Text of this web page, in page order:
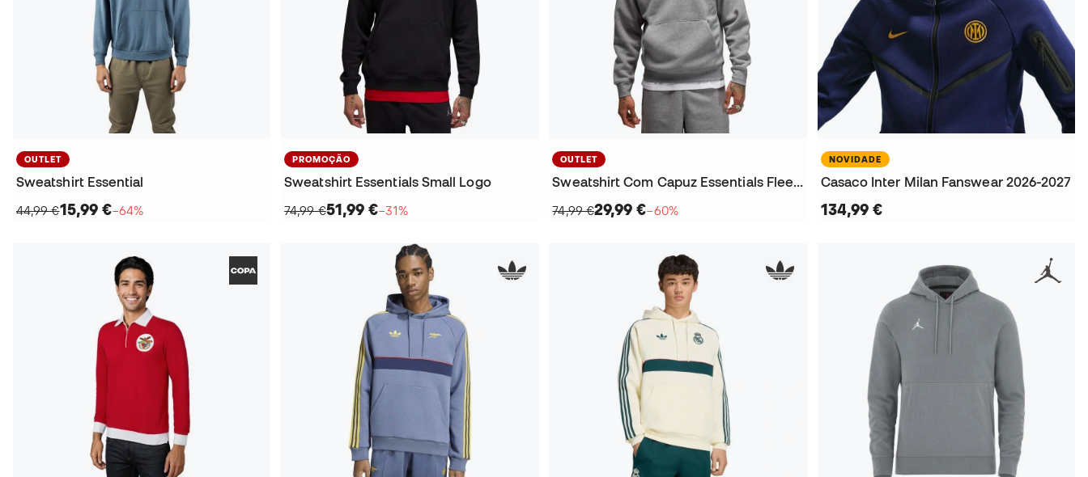
OUTLET
Sweatshirt Essential
44,99 €15,99 €−64%
PROMOÇÃO
Sweatshirt Essentials Small Logo
74,99 €51,99 €−31%
OUTLET
Sweatshirt Com Capuz Essentials Fleece
74,99 €29,99 €−60%
NOVIDADE
Casaco Inter Milan Fanswear 2026-2027
134,99 €